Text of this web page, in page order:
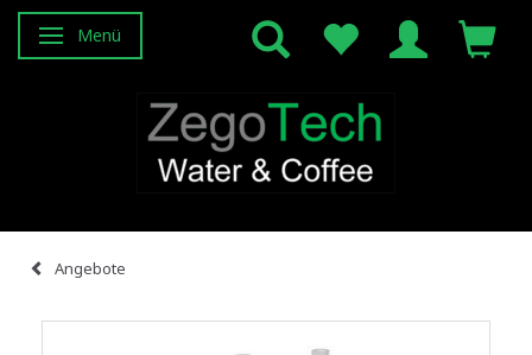
Anzeige ändern
Menü
Angebote